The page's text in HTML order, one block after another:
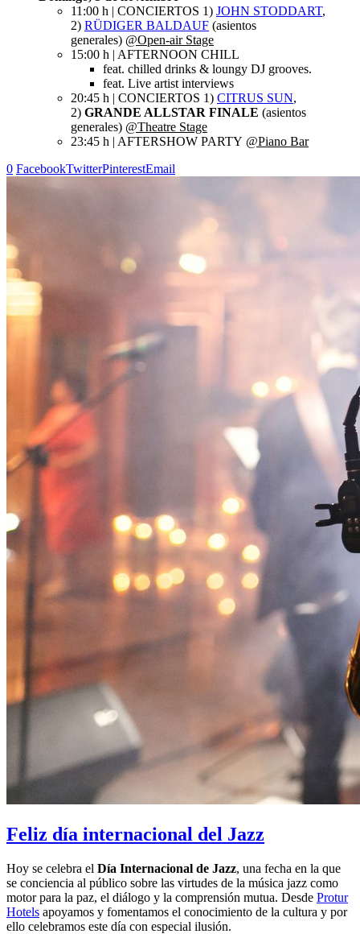
11:00 h | CONCIERTOS 1) JOHN STODDART,
2) RÜDIGER BALDAUF (asientos
generales) @Open-air Stage
15:00 h | AFTERNOON CHILL
feat. chilled drinks & loungy DJ grooves.
feat. Live artist interviews
20:45 h | CONCIERTOS 1) CITRUS SUN,
2) GRANDE ALLSTAR FINALE (asientos
generales) @Theatre Stage
23:45 h | AFTERSHOW PARTY @Piano Bar
0 FacebookTwitterPinterestEmail
Feliz día internacional del Jazz
Hoy se celebra el Día Internacional de Jazz, una fecha en la que
se conciencia al público sobre las virtudes de la música jazz como
motor para la paz, el diálogo y la comprensión mutua. Desde Protur
Hotels apoyamos y fomentamos el conocimiento de la cultura y por
ello celebramos este día con especial ilusión.